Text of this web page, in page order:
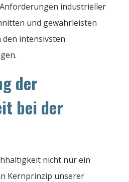
industrieller
und gewährleisten
den intensivsten
der
bei der
nicht nur ein
Kernprinzip unserer